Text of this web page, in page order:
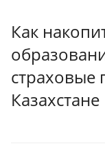
Как
Казахстане